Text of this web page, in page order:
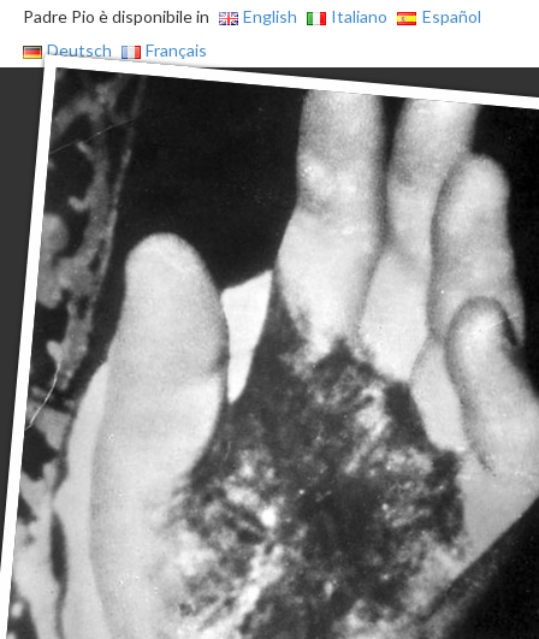
Padre Pio è disponibile in English Italiano
Español
Deutsch
Français